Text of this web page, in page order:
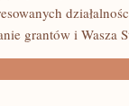
grantów i Wasza